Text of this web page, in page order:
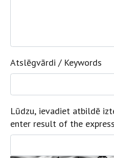
Atslēgvārdi / Keywords
Lūdzu, ievadiet atbildē
enter result of the